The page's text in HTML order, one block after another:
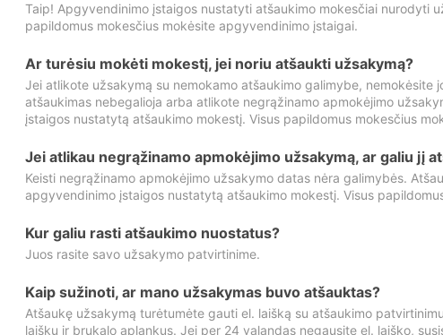
Taip! Apgyvendinimo įstaigos nustatyti atšaukimo mokesčiai nurodyti
papildomus mokesčius mokėsite apgyvendinimo įstaigai.
Ar turėsiu mokėti mokestį, jei noriu atšaukti užsakymą?
Jei atlikote užsakymą su nemokamo atšaukimo galimybe, nemokėsite
atšaukimas nebegalioja arba atlikote negrąžinamo apmokėjimo
įstaigos nustatytą atšaukimo mokestį. Visus papildomus mokesčius
Jei atlikau negrąžinamo apmokėjimo užsakymą, ar galiu jį
Keisti negrąžinamo apmokėjimo užsakymo datas nėra galimybės.
apgyvendinimo įstaigos nustatytą atšaukimo mokestį. Visus
Kur galiu rasti atšaukimo nuostatus?
Juos rasite savo užsakymo patvirtinime.
Kaip sužinoti, ar mano užsakymas buvo atšauktas?
Atšaukę užsakymą turėtumėte gauti el. laišką su atšaukimo
laiškų ir brukalo aplankus. Jei per 24 valandas negausite el. laiško,